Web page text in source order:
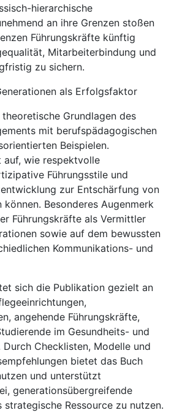
hierarchische
an ihre Grenzen stoßen
Führungskräfte künftig
Mitarbeiterbindung und
zu sichern.
als Erfolgsfaktor
Grundlagen des
mit berufspädagogischen
Beispielen.
auf, wie respektvolle
Führungsstile und
zur Entschärfung von
Besonderes Augenmerk
Führungskräfte als Vermittler
sowie auf dem bewussten
Kommunikations- und
sich die Publikation gezielt an
angehende Führungskräfte,
im Gesundheits- und
Durch Checklisten, Modelle und
bietet das Buch
und unterstützt
generationsübergreifende
strategische Ressource zu nutzen.